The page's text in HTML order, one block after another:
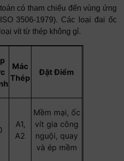
800 118.000 ≤M20 800
có tham chiếu đến vùng ứng
3506-1979). Các loại đai ốc
vít từ thép không gỉ.
Mác
Thép
Đặt Điểm
A1,
A2
Mềm mại, ốc
vít gia công
nguội, quay
và ép mềm